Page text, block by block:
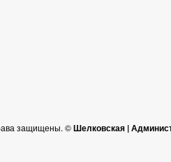
защищены. ©Шелковская |